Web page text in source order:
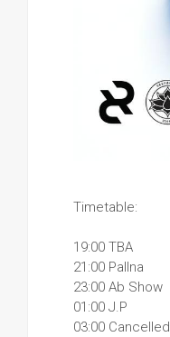
Timetable:
19:00 TBA
21:00 Pallna
23:00 Ab Show
01:00 J.P
03:00 Cancelled